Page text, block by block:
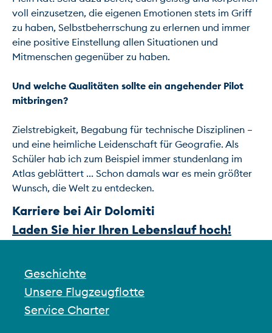
voll einzusetzen, die eigenen Emotionen stets im Griff
zu haben, Selbstbeherrschung zu erlernen und immer
eine positive Einstellung allen Situationen und
Mitmenschen gegenüber zu haben.
Und welche Qualitäten sollte ein angehender Pilot
mitbringen?
Zielstrebigkeit, Begabung für technische Disziplinen –
und eine heimliche Leidenschaft für Geografie. Als
Schüler hab ich zum Beispiel immer stundenlang im
Atlas geblättert ... Schon damals war es mein größter
Karriere bei Air Dolomiti
Laden Sie hier Ihren Lebenslauf hoch!
Geschichte
Unsere Flugzeugflotte
Service Charter